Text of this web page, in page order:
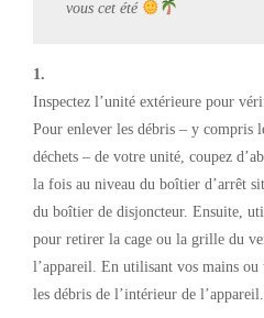
vous cet été
1.
Inspectez l’unité extérieure pour
Pour enlever les débris – y compris
déchets – de votre unité, coupez
la fois au niveau du boîtier d’arrêt
du boîtier de disjoncteur. Ensuite,
pour retirer la cage ou la grille du
l’appareil. En utilisant vos mains ou
les débris de l’intérieur de l’appareil.